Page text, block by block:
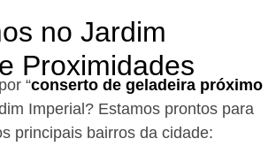
no Jardim
Proximidades
“conserto de geladeira próximo
Imperial? Estamos prontos para
principais bairros da cidade: